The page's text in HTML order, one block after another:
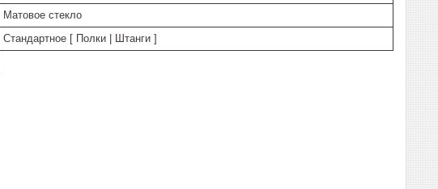
Матовое стекло
Стандартное [ Полки | Штанги ]